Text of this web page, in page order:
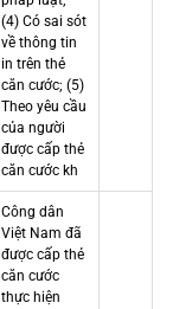
(4) Có sai sót
về thông tin
in trên thẻ
căn cước; (5)
Theo yêu cầu
của người
được cấp thẻ
căn cước kh
Công dân
Việt Nam đã
được cấp thẻ
căn cước
thực hiện